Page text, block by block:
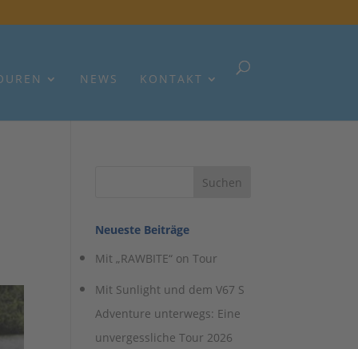
NEWS KONTAKT
Neueste Beiträge
Mit „RAWBITE“ on Tour
Mit Sunlight und dem V67 S
Adventure unterwegs: Eine
unvergessliche Tour 2026